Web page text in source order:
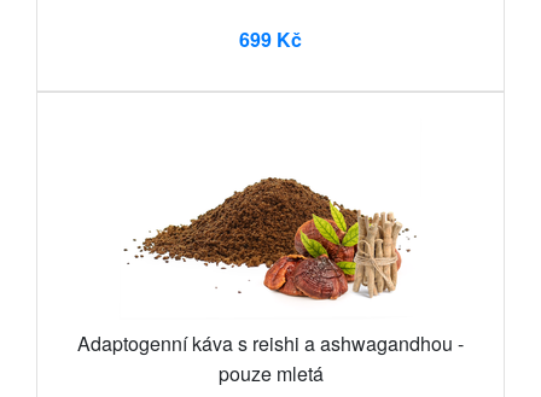
699 Kč
Adaptogenní káva s reishi a ashwagandhou -
pouze mletá